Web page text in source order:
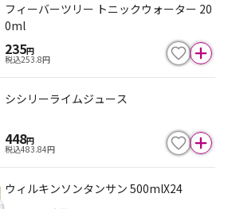
フィーバーツリー トニックウォーター 20
0ml
235円
税込253.8円
シシリーライムジュース
448円
税込483.84円
ウィルキンソンタンサン 500mlX24